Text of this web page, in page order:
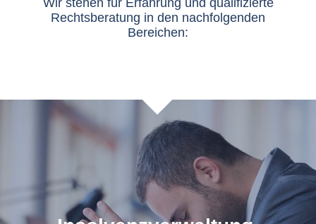
Rechtsberatung in den nachfolgenden
Bereichen: